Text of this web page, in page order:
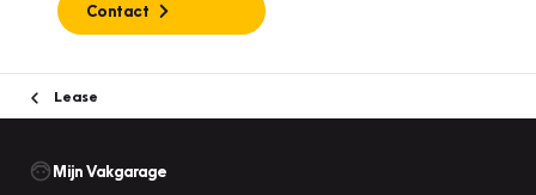
Contact
Lease
Mijn Vakgarage